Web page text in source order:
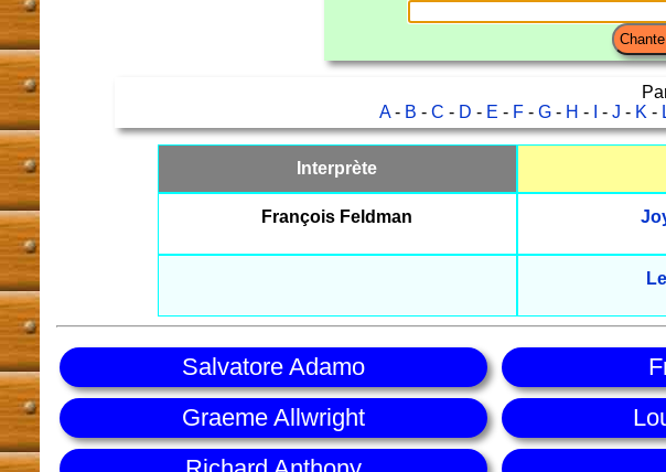
A- B -C - D - E - F -G - H - -J - K -
Interprète
François Feldman
Salvatore Adamo
Graeme Allwright